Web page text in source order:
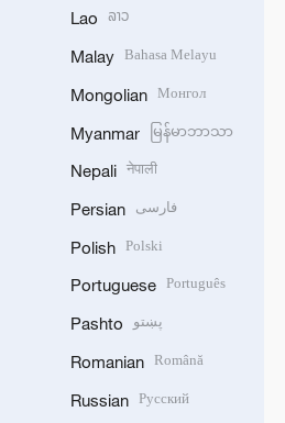
Lao ລາວ
Malay Bahasa Melayu
Mongolian Монгол
Myanmar မြန်မာဘာသာ
Nepali नेपाली
Persian فارسی
Polish Polski
Portuguese Português
Pashto پښتو
Romanian Română
Russian Русский